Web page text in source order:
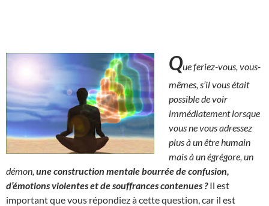
Que feriez-vous, vous-
mêmes, s’il vous était
possible de voir
immédiatement lorsque
vous ne vous adressez
plus à un être humain
mais à un égrégore, un
démon, une construction mentale bourrée de confusion,
d’émotions violentes et de souffrances contenues ?Il est
important que vous répondiez à cette question, car il est